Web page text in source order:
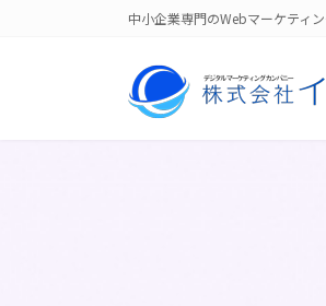
中小企業専門のWebマーケティ